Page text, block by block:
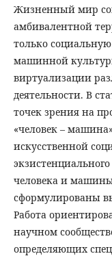
Жизненный мир
амбивалентной
только
машинной
виртуализации
деятельности. В
точек зрения на
«человек –
искусственной
человека и
сформулированы
Работа
научном
определяющих